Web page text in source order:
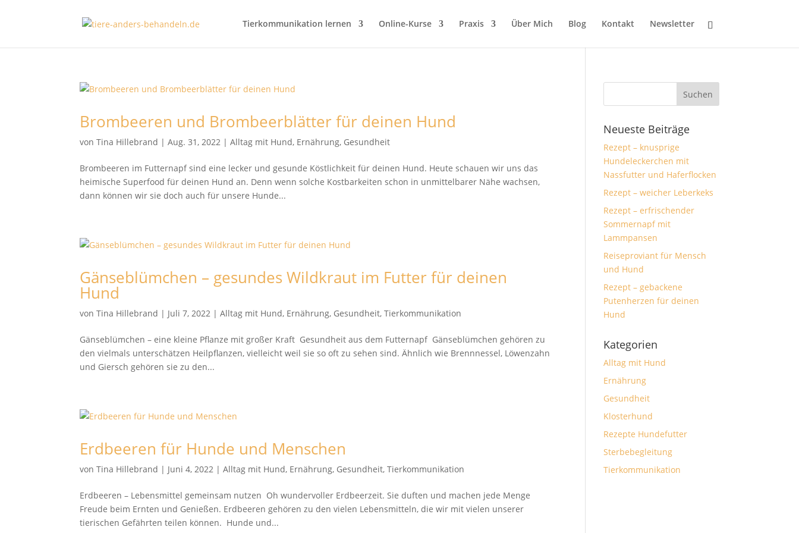
Tierkommunikation lernen Online-Kurse Praxis Über Mich Blog Kontakt Newsletter
Brombeeren und Brombeerblätter für deinen Hund
vonTina Hillebrand |Aug. 31, 2022 |Alltag mit Hund, Ernährung, Gesundheit
Brombeeren im Futternapf sind eine lecker und gesunde Köstlichkeit für deinen Hund. Heute schauen wir uns das
heimische Superfood für deinen Hund an. Denn wenn solche Kostbarkeiten schon in unmittelbarer Nähe wachsen,
dann können wir sie doch auch für unsere Hunde...
Gänseblümchen – gesundes Wildkraut im Futter für deinen
Hund
vonTina Hillebrand | Juli 7, 2022 |Alltag mit Hund, Ernährung, Gesundheit,Tierkommunikation
Gänseblümchen – eine kleine Pflanze mit großer Kraft Gesundheit aus dem Futternapf Gänseblümchen gehören zu
den vielmals unterschätzen Heilpflanzen, vielleicht weil sie so oft zu sehen sind. Ähnlich wie Brennnessel, Löwenzahn
und Giersch gehören sie zu den...
Erdbeeren für Hunde und Menschen
vonTina Hillebrand | Juni 4, 2022 |Alltag mit Hund, Ernährung, Gesundheit,Tierkommunikation
Erdbeeren – Lebensmittel gemeinsam nutzen Oh wundervoller Erdbeerzeit. Sie duften und machen jede Menge
Freude beim Ernten und Genießen. Erdbeeren gehören zu den vielen Lebensmitteln, die wir mit vielen unserer
tierischen Gefährten teilen können. Hunde und...
Neueste Beiträge
Rezept – knusprige
Hundeleckerchen mit
Nassfutter und Haferflocken
Rezept – weicher Leberkeks
Rezept – erfrischender
Sommernapf mit
Lammpansen
Reiseproviant für Mensch
und Hund
Rezept – gebackene
Putenherzen für deinen
Hund
Kategorien
Alltag mit Hund
Ernährung
Gesundheit
Klosterhund
Rezepte Hundefutter
Sterbebegleitung
Tierkommunikation